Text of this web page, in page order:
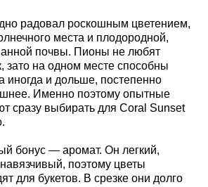
радовал роскошным цветением,
места и плодородной,
почвы. Пионы не любят
зато на одном месте способны
иногда и дольше, постепенно
Именно поэтому опытные
сразу выбирать для Coral Sunset
бонус — аромат. Он легкий,
поэтому цветы
для букетов. В срезке они долго